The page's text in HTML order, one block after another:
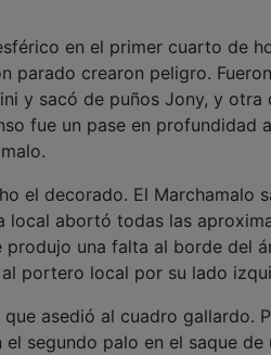
en el primer cuarto de
parado crearon peligro.
y sacó de puños Jony, y
fue un pase en profundidad
el decorado. El Marchamalo
local abortó todas las
una falta al borde del
portero local por su lado
asedió al cuadro gallardo.
segundo palo en el saque